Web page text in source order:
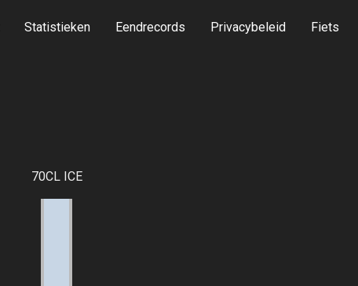
Statistieken Eendrecords Privacybeleid Fiets
70CL ICE